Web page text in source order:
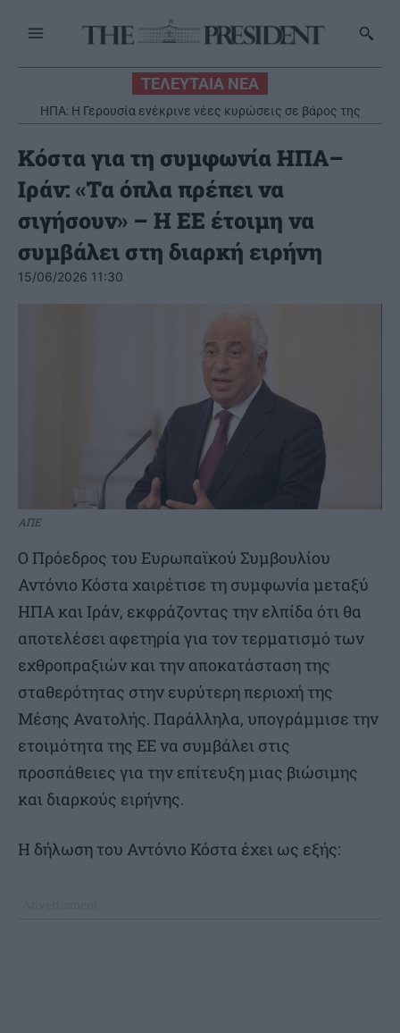
ΤΕΛΕΥΤΑΙΑ ΝΕΑ
ΗΠΑ: Η Γερουσία ενέκρινε νέες κυρώσεις σε βάρος της
Ρωσίας
Κόστα για τη συμφωνία ΗΠΑ–
Ιράν: «Τα όπλα πρέπει να
σιγήσουν» – Η ΕΕ έτοιμη να
συμβάλει στη διαρκή ειρήνη
15/06/2026 11:30
ΑΠΕ
Ο Πρόεδρος του Ευρωπαϊκού Συμβουλίου
Αντόνιο Κόστα χαιρέτισε τη συμφωνία μεταξύ
ΗΠΑ και Ιράν, εκφράζοντας την ελπίδα ότι θα
αποτελέσει αφετηρία για τον τερματισμό των
εχθροπραξιών και την αποκατάσταση της
σταθερότητας στην ευρύτερη περιοχή της
Μέσης Ανατολής. Παράλληλα, υπογράμμισε την
ετοιμότητα της ΕΕ να συμβάλει στις
προσπάθειες για την επίτευξη μιας βιώσιμης
και διαρκούς ειρήνης.
Η δήλωση του Αντόνιο Κόστα έχει ως εξής: